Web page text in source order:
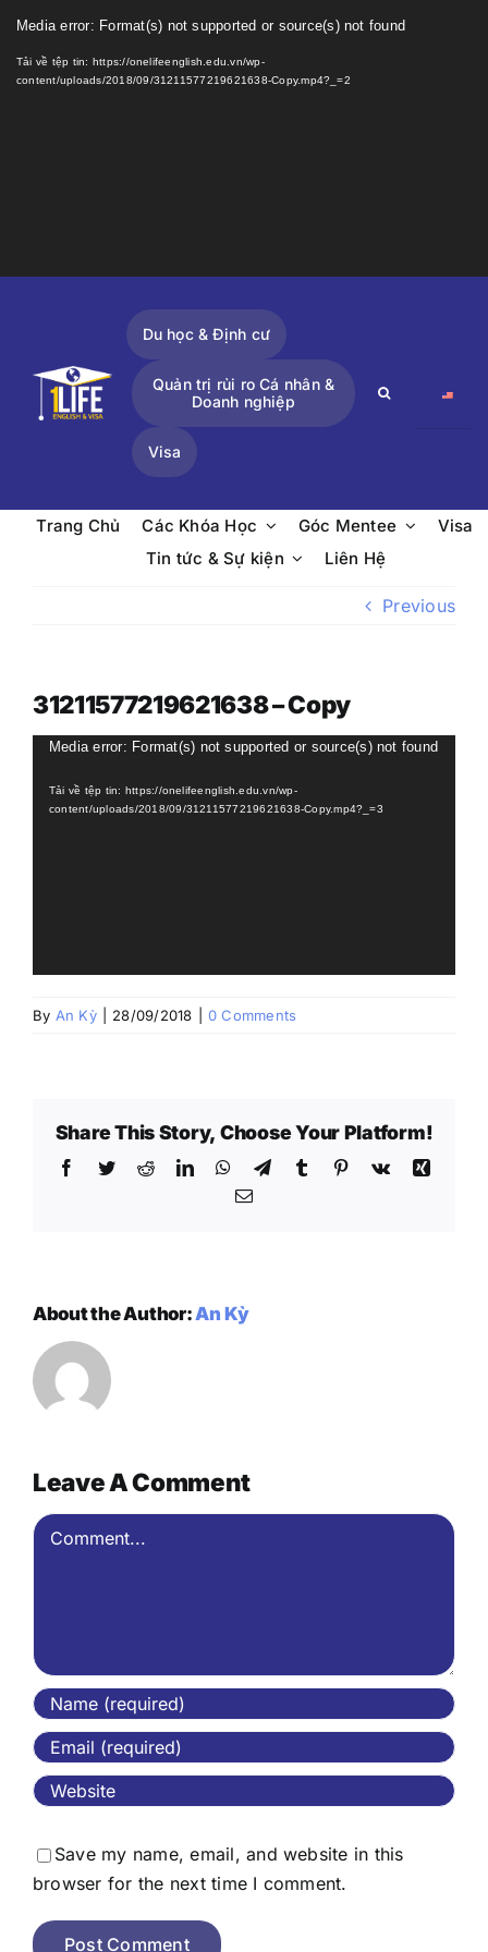
content
Video
Media error: Format(s) not supported or source(s) not found
Tải về tệp tin: https://onelifeenglish.edu.vn/wp-
content/uploads/2018/09/31211577219621638-Copy.mp4?_=2
Du học & Định cư
Quản trị rủi ro Cá nhân &
Doanh nghiệp
Visa
Search
Trang Chủ Các Khóa Học Góc Mentee
Visa
Tin tức & Sự kiện
Liên Hệ
Previous
31211577219621638 – Copy
Trình
Video
Media error: Format(s) not supported or source(s) not found
Tải về tệp tin: https://onelifeenglish.edu.vn/wp-
content/uploads/2018/09/31211577219621638-Copy.mp4?_=3
By An Kỳ 28/09/2018 0 Comments
Share This Story, Choose Your Platform!
Facebook
TwitterRedditLinkedInWhatsApp
TelegramTumblr Pinterest
Vk
Xing
Email
About the Author: An Kỳ
Leave A Comment
Comment
Save my name, email, and website in this
browser for the next time I comment.